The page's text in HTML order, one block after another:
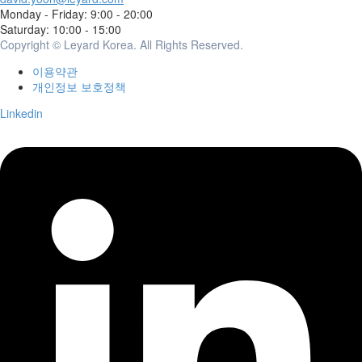
Monday - Friday: 9:00 - 20:00
Saturday: 10:00 - 15:00
Copyright © Leyard Korea. All Rights Reserved.
이용약관
개인정보 보호정책
Linkedin